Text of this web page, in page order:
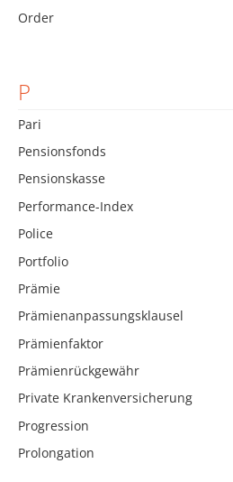
Order
P
Pari
Pensionsfonds
Pensionskasse
Performance-Index
Police
Portfolio
Prämie
Prämienanpassungsklausel
Prämienfaktor
Prämienrückgewähr
Private Krankenversicherung
Progression
Prolongation